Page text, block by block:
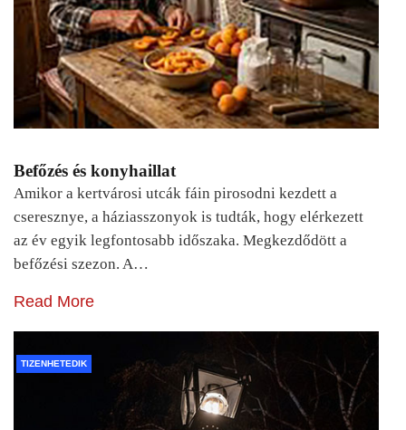
Befőzés és konyhaillat
Amikor a kertvárosi utcák fáin pirosodni kezdett a
cseresznye, a háziasszonyok is tudták, hogy elérkezett
az év egyik legfontosabb időszaka. Megkezdődött a
befőzési szezon. A…
Read More
TIZENHETEDIK